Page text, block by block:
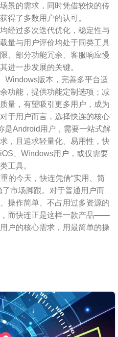
景的需求，同时凭借较快的传
得了多数用户的认可。
经过多次迭代优化，稳定性与
量与用户评价均处于同类工具
、部分功能冗余、客服响应慢
进一步发展的关键。
Windows版本，完善多平台适
功能，提供功能定制选项；减
量，有望吸引更多用户，成为
于用户而言，选择快连的核心
是Android用户，需要一站式解
，且追求轻量化、易用性，快
、Windows用户，或仅需要
工具。
的今天，快连凭借“实用、简
市场脚跟。对于普通用户而
操作简单、不占用过多资源的
而快连正是这样一款产品——
户的核心需求，用最简单的操